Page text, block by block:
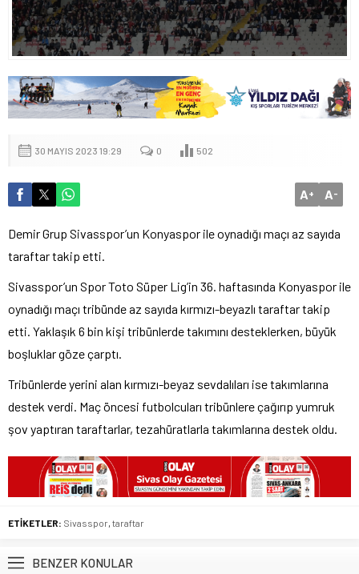
30 MAYIS 2023 19:29 0 502
A+ A-
Demir Grup Sivasspor’un Konyaspor ile oynadığı maçı az sayıda
taraftar takip etti.
Sivasspor’un Spor Toto Süper Lig’in 36. haftasında Konyaspor ile
oynadığı maçı tribünde az sayıda kırmızı-beyazlı taraftar takip
etti. Yaklaşık 6 bin kişi tribünlerde takımını desteklerken, büyük
boşluklar göze çarptı.
Tribünlerde yerini alan kırmızı-beyaz sevdalıları ise takımlarına
destek verdi. Maç öncesi futbolcuları tribünlere çağırıp yumruk
şov yaptıran taraftarlar, tezahüratlarla takımlarına destek oldu.
ETİKETLER: Sivasspor taraftar
BENZER KONULAR